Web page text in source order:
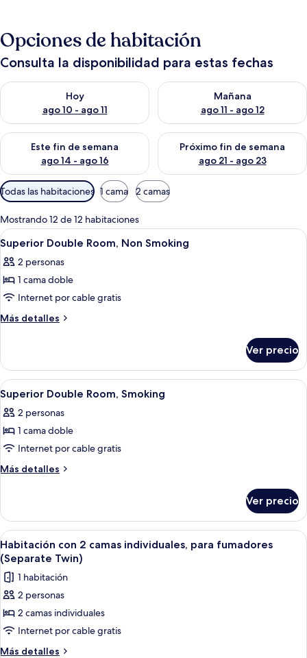
Opciones de habitación
Consulta la disponibilidad para estas fechas
Hoy
ago 10 - ago 11
Consulta la disponibilidad para hoy ago 10 - ago 11
Mañana
ago 11 - ago 12
Consulta la disponibilidad
Este fin de semana
ago 14 - ago 16
Consulta la disponibilidad para este fin de semana ago 14 -
Próximo fin de semana
ago 21 - ago 23
Consulta la disponibilidad
Filtros
disponibles
para
las
habitaciones
Todas las habitaciones 1 cama 2 camas
Mostrando 12 de 12 habitaciones
Abrir
todas
las
fotos
de
Superior
Non
Smoking
Habitación de hotel con cama,
17
Superior Double Room, Non Smoking
2 personas
1 cama doble
Internet por cable gratis
Más detalles
Más
Double
Room,
Non
Smoking
Ver precio
Abrir
todas
las
fotos
de
Superior
Smoking
Habitación de hotel con cama,
17
Superior Double Room, Smoking
2 personas
1 cama doble
Internet por cable gratis
Más detalles
Más
Double
Room,
Smoking
Ver precio
Abrir
todas
las
fotos
de
Habitación
con
2
Habitación de hotel con dos camas,
13
Habitación con 2 camas individuales, para fumadores
(Separate Twin)
1 habitación
2 personas
2 camas individuales
Internet por cable gratis
Más detalles
Más